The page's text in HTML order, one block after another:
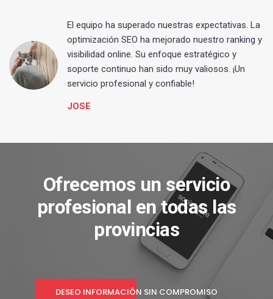
El equipo ha superado nuestras expectativas. La
optimización SEO ha mejorado nuestro ranking y
visibilidad online. Su enfoque estratégico y
soporte continuo han sido muy valiosos. ¡Un
servicio profesional y confiable!
JOSE
Ofrecemos un servicio
profesional en todas las
provincias
DESEO INFORMACIÓN SIN COMPROMISO